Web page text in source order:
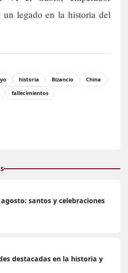
legado en la historia del
historia Bizancio
China
fallecimientos
santos y celebraciones
destacadas en la historia y